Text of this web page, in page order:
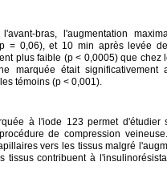
bras, l'augmentation
= 0,06), et 10 min après levée
plus faible (p < 0,0005) que chez
marquée était
témoins (p < 0,001).
à l'iode 123 permet d'étudier
de compression
vers les tissus malgré
contribuent à